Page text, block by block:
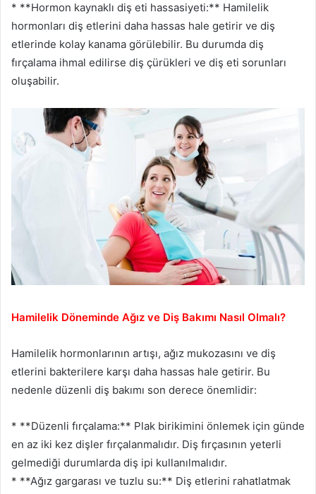
* **Hormon kaynaklı diş eti hassasiyeti:** Hamilelik
hormonları diş etlerini daha hassas hale getirir ve diş
etlerinde kolay kanama görülebilir. Bu durumda diş
fırçalama ihmal edilirse diş çürükleri ve diş eti sorunları
oluşabilir.
Hamilelik Döneminde Ağız ve Diş Bakımı Nasıl Olmalı?
Hamilelik hormonlarının artışı, ağız mukozasını ve diş
etlerini bakterilere karşı daha hassas hale getirir. Bu
nedenle düzenli diş bakımı son derece önemlidir:
* **Düzenli fırçalama:** Plak birikimini önlemek için günde
en az iki kez dişler fırçalanmalıdır. Diş fırçasının yeterli
gelmediği durumlarda diş ipi kullanılmalıdır.
* **Ağız gargarası ve tuzlu su:** Diş etlerini rahatlatmak